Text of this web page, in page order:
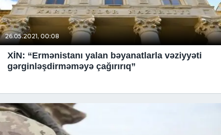
26.05.2021, 00:08
XİN: “Ermənistanı yalan bəyanatlarla vəziyyəti
gərginləşdirməməyə çağırırıq”